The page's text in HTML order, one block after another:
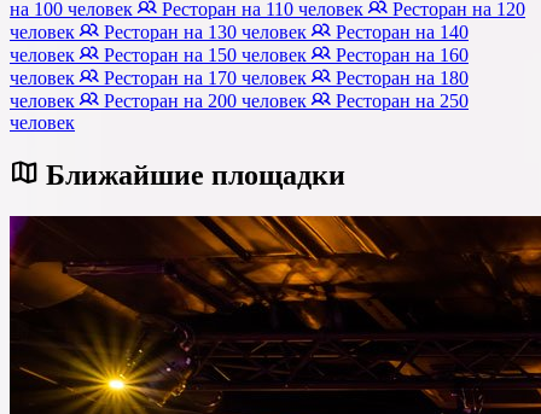
на 100 человек
Ресторан на 110 человек
Ресторан на 120
человек
Ресторан на 130 человек
Ресторан на 140
человек
Ресторан на 150 человек
Ресторан на 160
человек
Ресторан на 170 человек
Ресторан на 180
человек
Ресторан на 200 человек
Ресторан на 250
человек
Ближайшие площадки